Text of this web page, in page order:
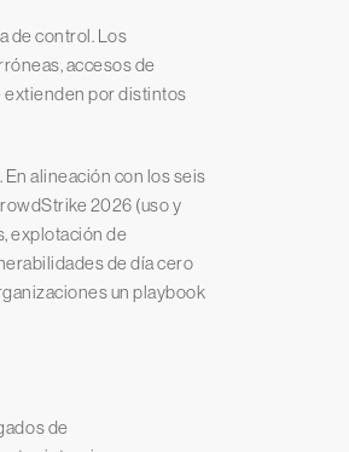
de control. Los
accesos de
extienden por distintos
alineación con los seis
2026 (uso y
explotación de
de día cero
un playbook
de